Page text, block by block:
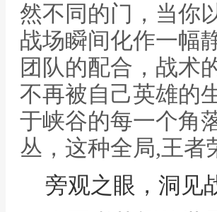
然不同的门，当你
战场瞬间化作一幅
团队的配合，战术
不再被自己英雄的
于峡谷的每一个角
丛，这种全局,王者
旁观之眼，洞见